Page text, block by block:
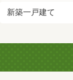
新築一戸建て